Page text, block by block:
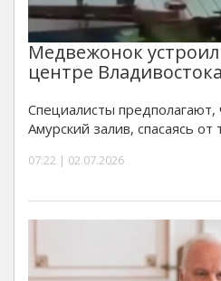
Медвежонок
центре Владивостока
Специалисты предполагают,
Амурский залив, спасаясь от
07:22 | 02.07.2026